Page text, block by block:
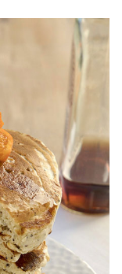
masline.